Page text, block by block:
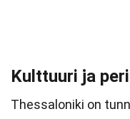
Kulttuuri ja
Thessaloniki on